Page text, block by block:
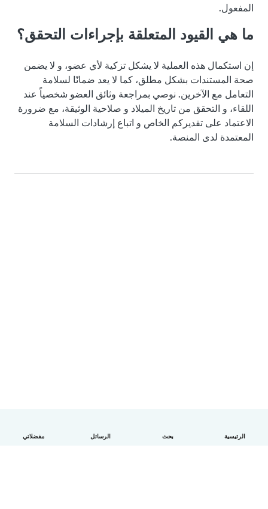
الرئيسية بحث الرسائل مفضلاتي
المفعول.
ما هي القيود المتعلقة بإجراءات التحقق؟
إن استكمال هذه العملية لا يشكل تزكية لأي عضو، و لا يضمن
صحة المستندات بشكل مطلق، كما لا يعد ضمانًا لسلامة
التعامل مع الآخرين. نوصي بمراجعة وثائق العضو شخصياً عند
اللقاء، و التحقق من تاريخ الميلاد و صلاحية الوثيقة، مع ضرورة
الاعتماد على تقديركم الخاص و اتباع إرشادات السلامة
المعتمدة لدى المنصة.